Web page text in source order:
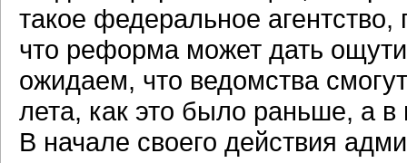
такое федеральное
что реформа может дать
ожидаем, что ведомства
лета, как это было раньше, а в
В начале своего действия